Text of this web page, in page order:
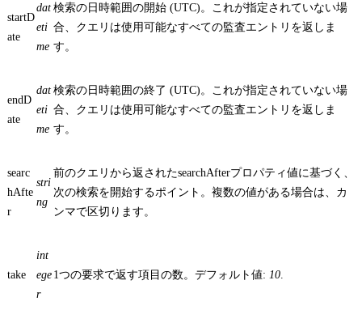
startD
ate
dat
eti
me
検索の日時範囲の開始 (UTC)。これが指定されていない場
合、クエリは使用可能なすべての監査エントリを返しま
す。
endD
ate
dat
eti
me
検索の日時範囲の終了 (UTC)。これが指定されていない場
合、クエリは使用可能なすべての監査エントリを返しま
す。
searc
hAfte
r
stri
ng
前のクエリから返されたsearchAfterプロパティ値に基づく、
次の検索を開始するポイント。複数の値がある場合は、カ
ンマで区切ります。
take
int
ege
r
1つの要求で返す項目の数。デフォルト値: 10